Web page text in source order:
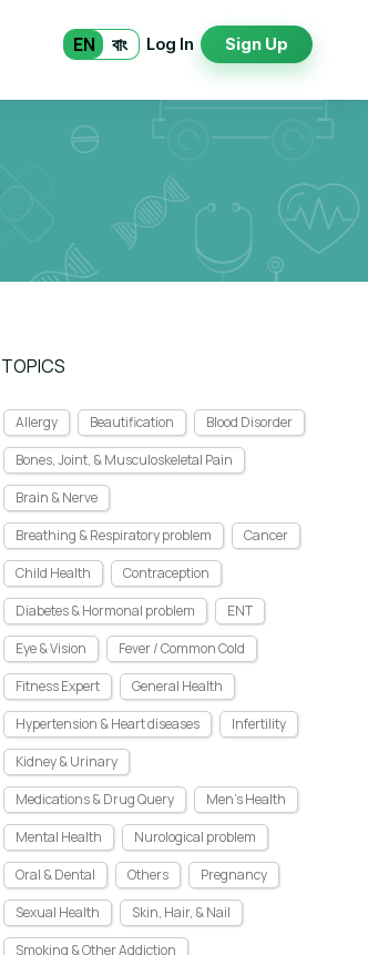
EN বাং Log In Sign Up
TOPICS
Allergy Beautification
Blood Disorder
Bones, Joint, & Musculoskeletal Pain
Brain & Nerve
Breathing & Respiratory problem
Cancer
Child Health
Contraception
Diabetes & Hormonal problem
ENT
Eye & Vision
Fever / Common Cold
Fitness Expert
General Health
Hypertension & Heart diseases
Infertility
Kidney & Urinary
Medications & Drug Query
Men's Health
Mental Health
Nurological problem
Oral & Dental
Others
Pregnancy
Sexual Health
Skin, Hair, & Nail
Smoking & Other Addiction